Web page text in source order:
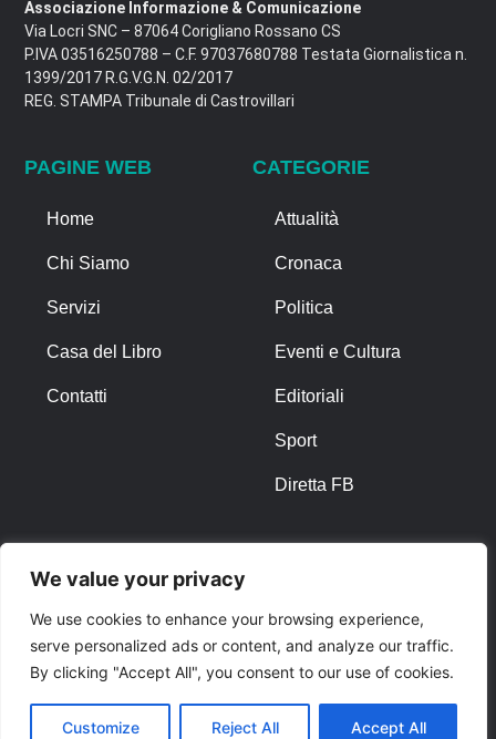
We value your privacy
We use cookies to enhance your browsing experience,
serve personalized ads or content, and analyze our traffic.
By clicking "Accept All", you consent to our use of cookies.
Customize Reject All Accept All
Associazione Informazione & Comunicazione
Via Locri SNC – 87064 Corigliano Rossano CS
P.IVA 03516250788 – C.F. 97037680788 Testata Giornalistica n.
1399/2017 R.G.V.G.N. 02/2017
REG. STAMPA Tribunale di Castrovillari
PAGINE WEB
Home
Chi Siamo
Servizi
Casa del Libro
Contatti
CATEGORIE
Attualità
Cronaca
Politica
Eventi e Cultura
Editoriali
Sport
Diretta FB
Privacy Policy